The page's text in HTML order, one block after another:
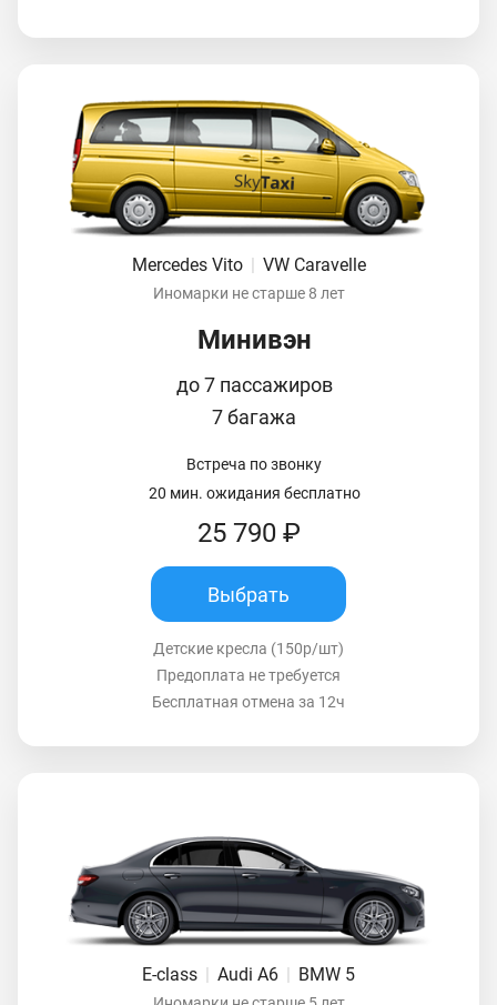
Mercedes Vito VW Caravelle
Иномарки не старше 8 лет
Минивэн
до 7 пассажиров
7 багажа
Встреча по звонку
20 мин. ожидания бесплатно
25 790 ₽
Выбрать
Детские кресла (150р/шт)
Предоплата не требуется
Бесплатная отмена за 12ч
E-class | Audi A6 | BMW 5